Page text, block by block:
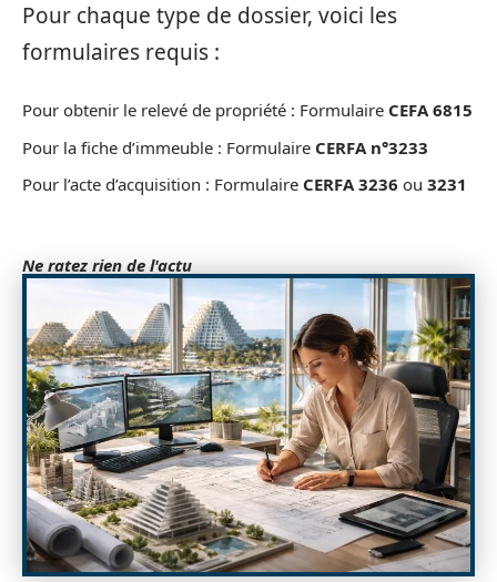
Pour chaque type de dossier, voici les
formulaires requis :
Pour obtenir le relevé de propriété : Formulaire CEFA 6815
Pour la fiche d’immeuble : Formulaire CERFA n°3233
Pour l’acte d’acquisition : Formulaire CERFA 3236 ou 3231
Ne ratez rien de l'actu